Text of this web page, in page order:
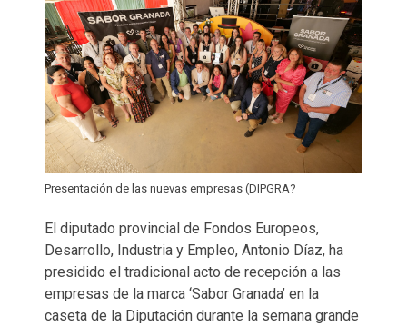
Presentación de las nuevas empresas (DIPGRA?
El diputado provincial de Fondos Europeos,
Desarrollo, Industria y Empleo, Antonio Díaz, ha
presidido el tradicional acto de recepción a las
empresas de la marca ‘Sabor Granada’ en la
caseta de la Diputación durante la semana grande